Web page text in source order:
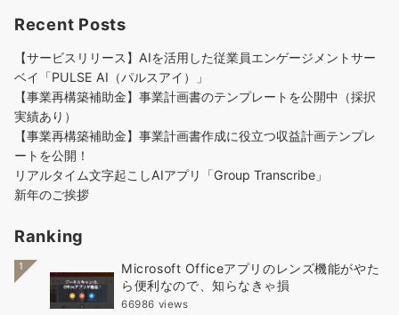
Recent Posts
【サービスリリース】AIを活用した従業員エンゲージメントサー
ベイ「PULSE AI（パルスアイ）」
【事業再構築補助金】事業計画書のテンプレートを公開中（採択
実績あり）
【事業再構築補助金】事業計画書作成に役立つ収益計画テンプレ
ートを公開！
リアルタイム文字起こしAIアプリ「Group Transcribe」
新年のご挨拶
Ranking
1
Microsoft Officeアプリのレンズ機能がやた
ら便利なので、知らなきゃ損
66986 views